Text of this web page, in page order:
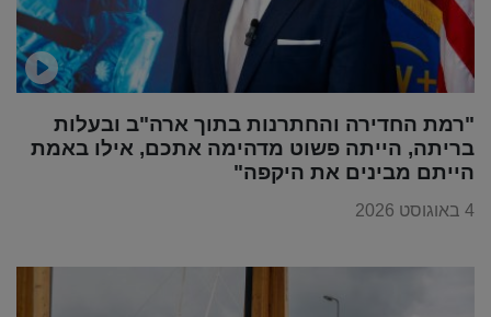
"רמת החדירה והחתרנות בתוך ארה"ב ובעלות
בריתה, הייתה פשוט מדהימה אתכם, אילו באמת
הייתם מבינים את היקפה"
4 באוגוסט 2026